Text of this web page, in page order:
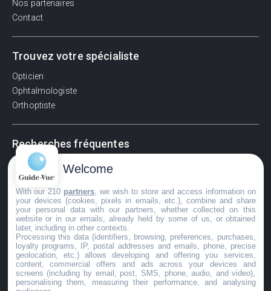
Nos partenaires
Contact
Trouvez votre spécialiste
Opticien
Ophtalmologiste
Orthoptiste
Recherches fréquentes
Pathologies adultes
Signes d'une urgence ophtalmologique
La vision
Acuité visuelle
Myosis / mydriase
Œdème oculaire
©GuideVue2024
Welcome
With our 210 partners , we wish to store and access information on
your devices (cookies, pixels in emails, etc.), combine and share
your personal data with our partners, whether collected on this
website or in our emails, already held by some of us, or obtained
later, including in other contexts.
Processing this data (identifiers, browsing, preferences, purchases,
loyalty programs, IP, postal addresses and emails, phone, precise
geolocation, etc.) allows developing and offering you services,
content, commercial offers and ads across your devices and
screens (including by email, post, SMS, phone, audio, and video),
personalising them, measuring their performance, and analysing